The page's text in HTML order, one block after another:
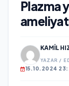
Plazma
KAMIL
YAZAR /
15.10.2024